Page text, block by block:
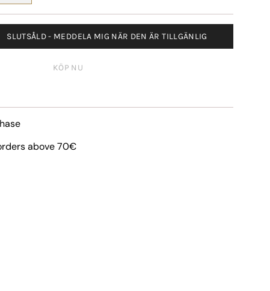
SLUTSÅLD - MEDDELA MIG NÄR DEN ÄR TILLGÄNLIG
KÖP NU
above 70€